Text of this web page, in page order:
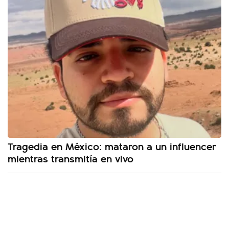
Tragedia en México: mataron a un influencer
mientras transmitía en vivo